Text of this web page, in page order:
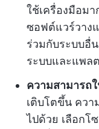
ใช้เครื่องมือม
ซอฟต์แวร์วาง
ร่วมกับระบบอื่
ระบบและแพล
ความสามารถ
เติบโตขึ้น คว
ไปด้วย เลือกโ